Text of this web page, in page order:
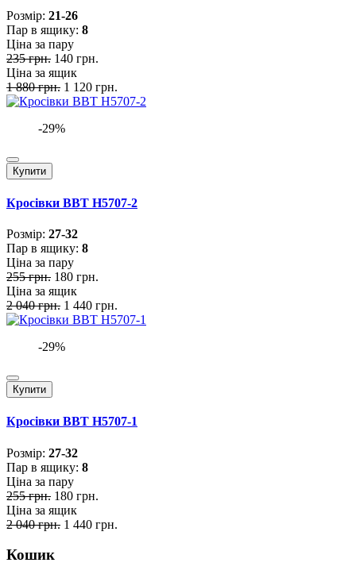
Розмiр: 21-26
Пар в ящику: 8
Ціна за пару
235 грн. 140 грн.
Ціна за ящик
1 880 грн. 1 120 грн.
-29%
Купити
Кросівки BBT H5707-2
Розмiр: 27-32
Пар в ящику: 8
Ціна за пару
255 грн. 180 грн.
Ціна за ящик
2 040 грн. 1 440 грн.
-29%
Купити
Кросівки BBT H5707-1
Розмiр: 27-32
Пар в ящику: 8
Ціна за пару
255 грн. 180 грн.
Ціна за ящик
2 040 грн. 1 440 грн.
Кошик